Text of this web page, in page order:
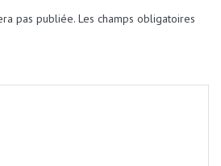
pas publiée. Les champs obligatoires